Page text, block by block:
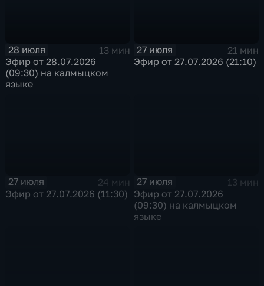
28 июля
13 мин
Эфир от 28.07.2026
(09:30) на калмыцком
языке
27 июля
21 мин
Эфир от 27.07.2026 (21:10)
27 июля
24 мин
Эфир от 27.07.2026 (11:30)
27 июля
13 мин
Эфир от 27.07.2026
(09:30) на калмыцком
языке